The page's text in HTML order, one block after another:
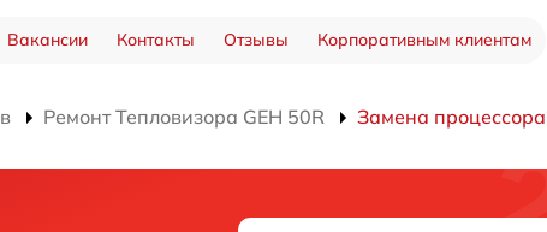
Вакансии Контакты Отзывы Корпоративным клиентам
Ремонт Тепловизора GEH 50R Замена процессора